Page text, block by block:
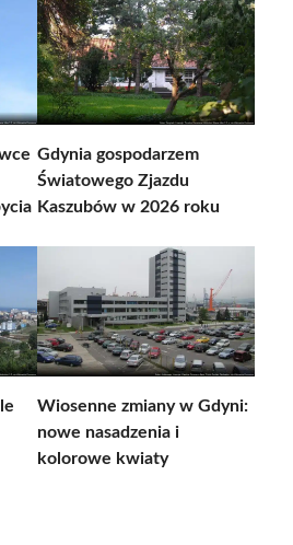
Gdynia gospodarzem
Światowego Zjazdu
Kaszubów w 2026 roku
Wiosenne zmiany w Gdyni:
nowe nasadzenia i
kolorowe kwiaty